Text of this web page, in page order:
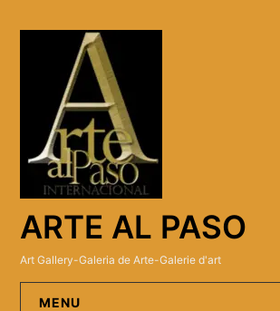
ARTE AL PASO
Art Gallery-Galeria de Arte-Galerie d'art
MENU